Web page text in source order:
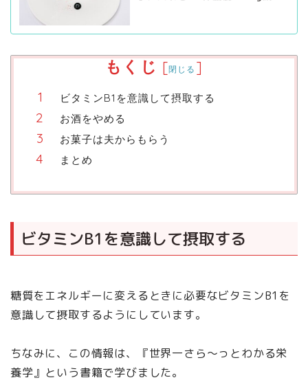
もくじ [閉じる ]
ビタミンB1を意識して摂取する
お酒をやめる
お菓子は夫からもらう
まとめ
ビタミンB1を意識して摂取する
糖質をエネルギーに変えるときに必要なビタミンB1を
意識して摂取するようにしています。
ちなみに、この情報は、『世界一さら〜っとわかる栄
養学』という書籍で学びました。